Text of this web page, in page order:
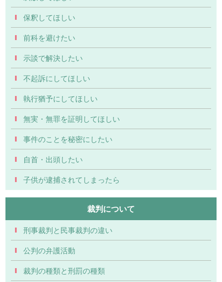
保釈してほしい
前科を避けたい
示談で解決したい
不起訴にしてほしい
執行猶予にしてほしい
無実・無罪を証明してほしい
事件のことを秘密にしたい
自首・出頭したい
子供が逮捕されてしまったら
裁判について
刑事裁判と民事裁判の違い
公判の弁護活動
裁判の種類と刑罰の種類